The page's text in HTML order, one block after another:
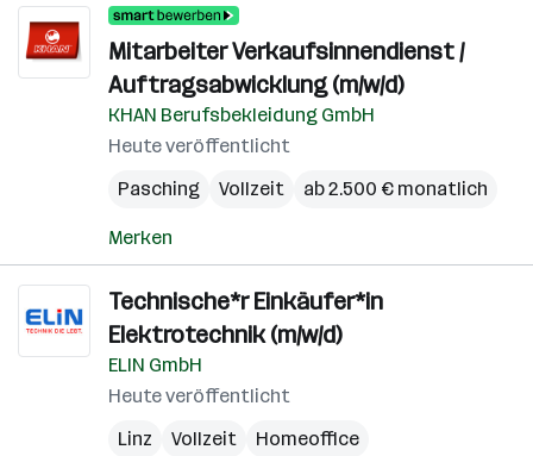
Mitarbeiter Verkaufsinnendienst /
Auftragsabwicklung (m/w/d)
KHAN Berufsbekleidung GmbH
Heute veröffentlicht
Pasching
Vollzeit ab 2.500 € monatlich
Merken
Technische*r Einkäufer*in
Elektrotechnik (m/w/d)
ELIN GmbH
Heute veröffentlicht
Linz
Vollzeit
Homeoffice